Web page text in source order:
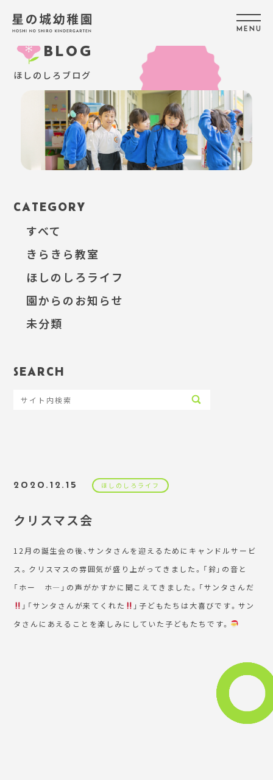
M E N U
BLOG
ほしのしろブログ
CATEGORY
すべて
きらきら教室
ほしのしろライフ
園からのお知らせ
未分類
SEARCH
2020.12.15 ほしのしろライフ
クリスマス会
12月の誕生会の後、サンタさんを迎えるためにキャンドルサービ
ス。クリスマスの雰囲気が盛り上がってきました。「鈴」の音と
「ホー ホ―」の声がかすかに聞こえてきました。「サンタさんだ
」「サンタさんが来てくれた
」子どもたちは大喜びです。サン
タさんにあえることを楽しみにしていた子どもたちです。